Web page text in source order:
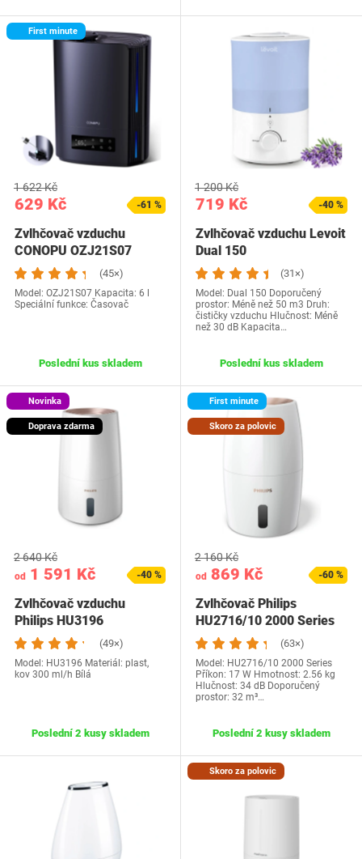
First minute
629 Kč
1 622 Kč
-61 %
Zvlhčovač vzduchu
CONOPU OZJ21S07
(45×)
Model: OZJ21S07 Kapacita: 6 l
Speciální funkce: Časovač
Poslední kus skladem
719 Kč
1 200 Kč
-40 %
Zvlhčovač vzduchu Levoit
Dual 150
(31×)
Model: Dual 150 Doporučený
prostor: Méně než 50 m3 Druh:
čističky vzduchu Hlučnost: Méně
než 30 dB Kapacita…
Poslední kus skladem
Novinka
Doprava zdarma
od 1 591 Kč
2 640 Kč
-40 %
Zvlhčovač vzduchu
Philips HU3196
(49×)
Model: HU3196 Materiál: plast,
kov 300 ml/h Bílá
Poslední 2 kusy skladem
First minute
Skoro za polovic
od 869 Kč
2 160 Kč
-60 %
Zvlhčovač Philips
HU2716/10 2000 Series
(63×)
Model: HU2716/10 2000 Series
Příkon: 17 W Hmotnost: 2.56 kg
Hlučnost: 34 dB Doporučený
prostor: 32 m³…
Poslední 2 kusy skladem
Skoro za polovic